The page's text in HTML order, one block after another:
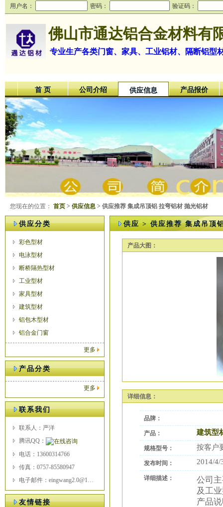
用户名： 密码： 验证码：
佛山市通达铝合金材料有
专业生产各类门窗、家具、工业铝材、隔断铝型
首 页 公司介绍 供应信息 产品报价
您现在的位置： 首页 > 供应信息 > 供应推荐 集成吊顶铝 拉弯铝材 抛光铝材
供应分类
彩色型材
电泳型材
断桥隔热型材
工业型材
家具型材
建筑型材
铝包木型材
铝合金门窗
更多
产品分类
更多
联系我们
联系人：严洋
腾讯QQ：
电话：13600314766
传真：0757-85580947
电子邮件：eingwang2.0@163.com
友情链接
供应 > 供应推荐 集成吊顶
产品大图：
详细信息：
品牌：
产品： 建筑型
规格型号： 按客户
发布时间： 2014/4/
详细描述：
公司
及工
产品